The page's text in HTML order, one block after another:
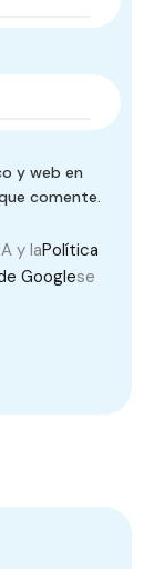
y web en
comente.
y laPolítica
Googlese